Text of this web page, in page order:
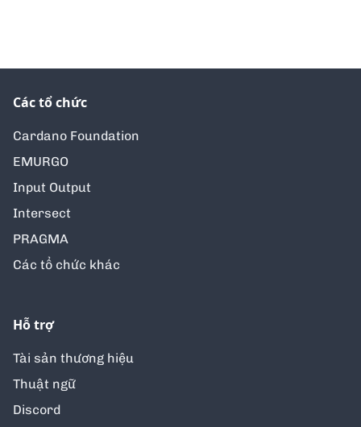
Các tổ chức
Cardano Foundation
EMURGO
Input Output
Intersect
PRAGMA
Các tổ chức khác
Hỗ trợ
Tài sản thương hiệu
Thuật ngữ
Discord